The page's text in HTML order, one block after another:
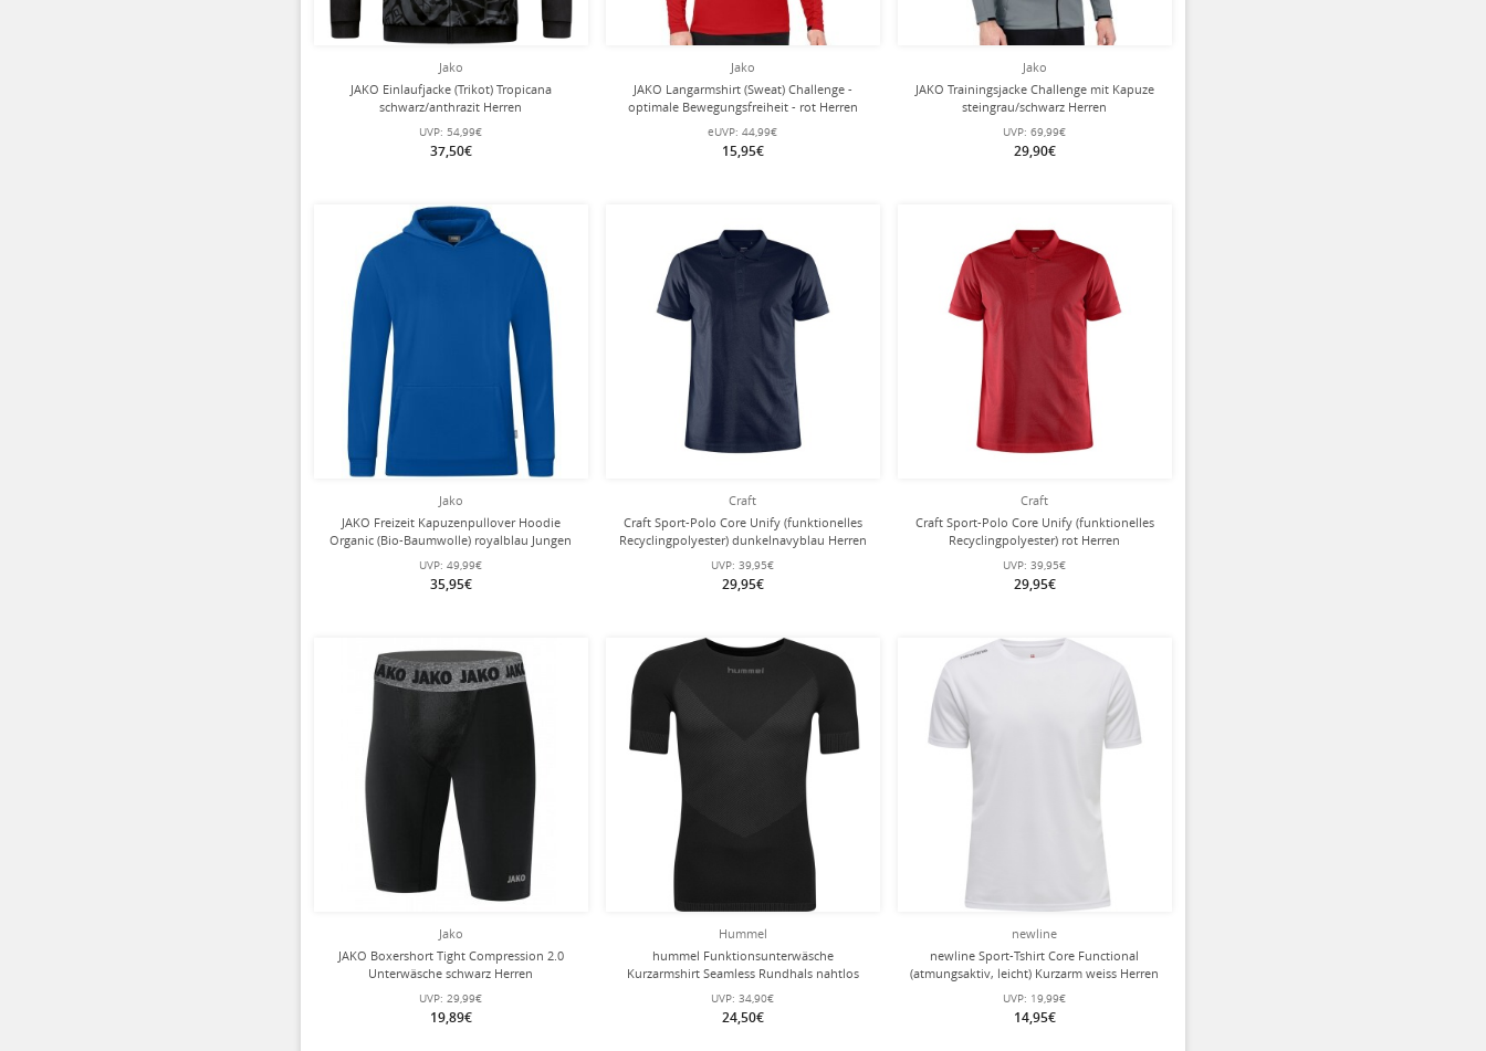
Jako
JAKO Einlaufjacke (Trikot) Tropicana
schwarz/anthrazit Herren
UVP: 54,99€
37,50€
Jako
JAKO Langarmshirt (Sweat) Challenge -
optimale Bewegungsfreiheit - rot Herren
eUVP: 44,99€
15,95€
Jako
JAKO Trainingsjacke Challenge mit Kapuze
steingrau/schwarz Herren
UVP: 69,99€
29,90€
Jako
JAKO Freizeit Kapuzenpullover Hoodie
Organic (Bio-Baumwolle) royalblau Jungen
UVP: 49,99€
35,95€
Craft
Craft Sport-Polo Core Unify (funktionelles
Recyclingpolyester) dunkelnavyblau Herren
UVP: 39,95€
29,95€
Craft
Craft Sport-Polo Core Unify (funktionelles
Recyclingpolyester) rot Herren
UVP: 39,95€
29,95€
Jako
JAKO Boxershort Tight Compression 2.0
Unterwäsche schwarz Herren
UVP: 29,99€
19,89€
Hummel
hummel Funktionsunterwäsche
Kurzarmshirt Seamless Rundhals nahtlos
UVP: 34,90€
24,50€
newline
newline Sport-Tshirt Core Functional
(atmungsaktiv, leicht) Kurzarm weiss Herren
UVP: 19,99€
14,95€